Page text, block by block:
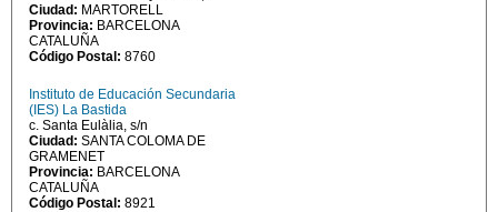
Ciudad: MARTORELL
Provincia: BARCELONA
CATALUÑA
Código Postal: 8760
Instituto de Educación Secundaria
(IES) La Bastida
c. Santa Eulàlia, s/n
Ciudad: SANTA COLOMA DE
GRAMENET
Provincia: BARCELONA
CATALUÑA
Código Postal: 8921